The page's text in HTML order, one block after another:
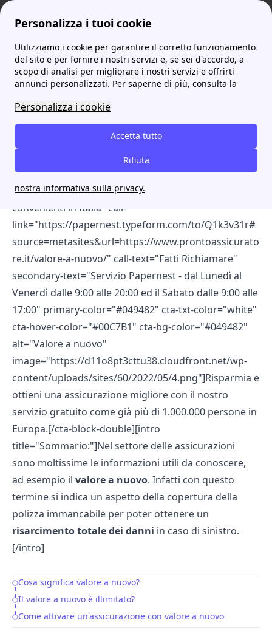
Personalizza i tuoi cookie
Utilizziamo i cookie per garantire il corretto funzionamento
del sito e per fornire i nostri servizi e, se sei d'accordo, a
scopo di analisi per migliorare i nostri servizi e offrirti
annunci personalizzati. Per saperne di più, consulta la
Personalizza i cookie
Accetta tutto
Rifiuta
nostra informativa sulla privacy.
prontoassicuratore Valore a nuovo: scopri tutto quello che c'è da sapere
Valore a nuovo: scopri
tutto quello che c'è da
sapere
[cta-block-double color="white"
information="Annuncio - Servizio Gratuito: 4,6 ⭐ su
Trustpilot" title="Scopri e attiva le Assicurazioni più
convenienti in Italia" call-
link="https://papernest.typeform.com/to/Q1k3v31r#
source=metasites&url=https://www.prontoassicurato
re.it/valore-a-nuovo/" call-text="Fatti Richiamare"
secondary-text="Servizio Papernest - dal Lunedì al
Venerdì dalle 9:00 alle 20:00 ed il Sabato dalle 9:00 alle
17:00" primary-color="#049482" cta-txt-color="white"
cta-hover-color="#00C7B1" cta-bg-color="#049482"
alt="Valore a nuovo"
image="https://d11o8pt3cttu38.cloudfront.net/wp-
content/uploads/sites/60/2022/05/4.png"]Risparmia e
ottieni una assicurazione migliore con il nostro
servizio gratuito come già più di 1.000.000 persone in
Europa.[/cta-block-double][intro
title="Sommario:"]Nel settore delle assicurazioni
sono moltissime le informazioni utili da conoscere,
ad esempio il valore a nuovo. Infatti con questo
termine si indica un aspetto della copertura della
polizza immancabile per poter ottenere un
risarcimento totale dei danni in caso di sinistro.
[/intro]
Table of Contents
Cosa significa valore a nuovo?
Il valore a nuovo è illimitato?
Come attivare un'assicurazione con valore a nuovo